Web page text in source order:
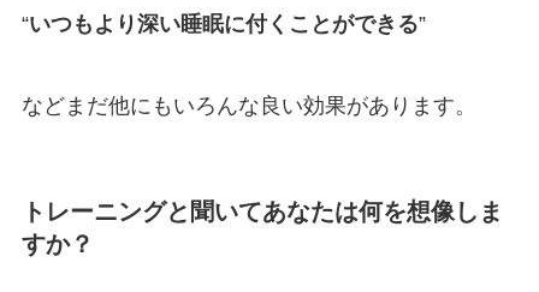
“いつもより深い睡眠に付くことができる”
などまだ他にもいろんな良い効果があります。
トレーニングと聞いてあなたは何を想像しま
すか？